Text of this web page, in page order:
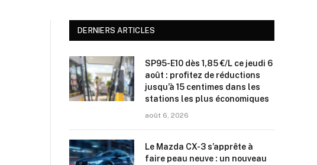
DERNIERS ARTICLES
SP95-E10 dès 1,85 €/L ce jeudi 6
août : profitez de réductions
jusqu’à 15 centimes dans les
stations les plus économiques
août 6, 2026
Le Mazda CX-3 s’apprête à
faire peau neuve : un nouveau